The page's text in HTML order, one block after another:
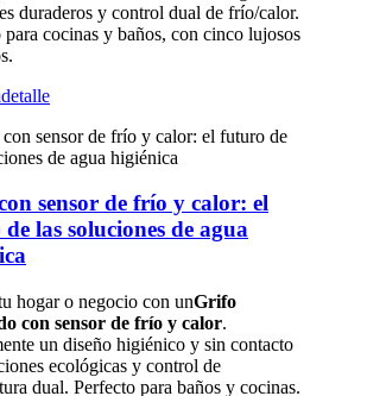
duraderos y control dual de frío/calor.
para cocinas y baños, con cinco lujosos
detalle
sensor de frío y calor: el
las soluciones de agua
hogar o negocio con unGrifo
con sensor de frío y calor.
un diseño higiénico y sin contacto
ecológicas y control de
dual. Perfecto para baños y cocinas.